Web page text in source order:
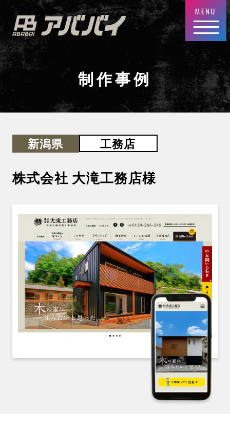
制作事例
新潟県 工務店
株式会社 大滝工務店様